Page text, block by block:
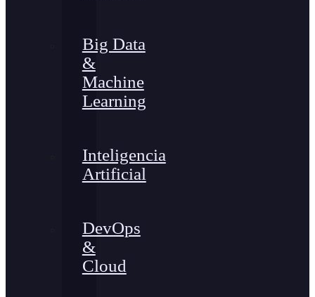
Big Data
&
Machine
Learning
Inteligencia
Artificial
DevOps
&
Cloud